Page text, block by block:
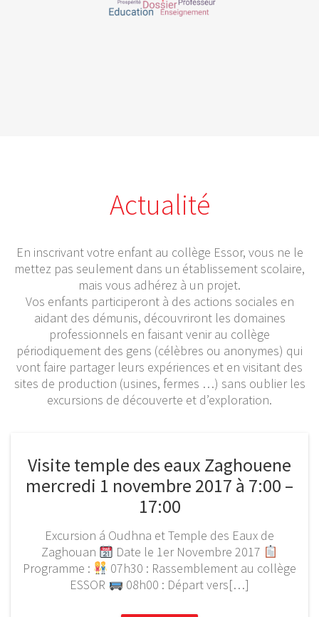
Actualité
En inscrivant votre enfant au collège Essor, vous ne le
mettez pas seulement dans un établissement scolaire,
mais vous adhérez à un projet.
Vos enfants participeront à des actions sociales en
aidant des démunis, découvriront les domaines
professionnels en faisant venir au collège
périodiquement des gens (célèbres ou anonymes) qui
vont faire partager leurs expériences et en visitant des
sites de production (usines, fermes …) sans oublier les
excursions de découverte et d’exploration.
Visite temple des eaux Zaghouene
mercredi 1 novembre 2017 à 7:00 –
17:00
Excursion á Oudhna et Temple des Eaux de
Zaghouan
Date le 1er Novembre 2017
Programme :
07h30 : Rassemblement au collège
ESSOR
08h00 : Départ vers[…]